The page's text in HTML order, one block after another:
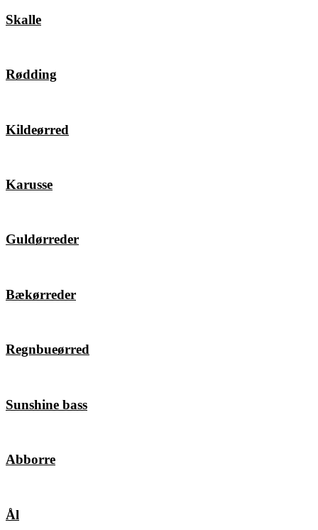
Skalle
Rødding
Kildeørred
Karusse
Guldørreder
Bækørreder
Regnbueørred
Sunshine bass
Abborre
Ål